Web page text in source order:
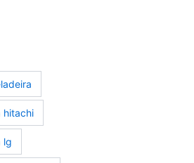
hitachi
lg